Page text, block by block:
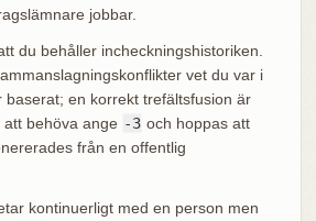
jobbar.
du behåller incheckningshistoriken.
vet du var i
baserat; en korrekt trefältsfusion är
behöva ange -3 och hoppas att
från en offentlig
kontinuerligt med en person men